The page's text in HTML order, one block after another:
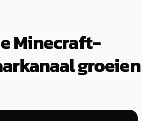
Minecraft-
groeien